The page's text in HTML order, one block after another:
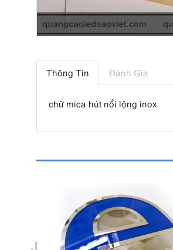
Thông Tin Đánh Giá
chữ mica hút nổi lộng inox